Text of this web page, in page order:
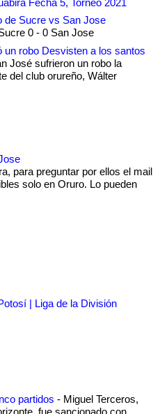
de Sucre vs San Jose
0 - 0 San Jose
un robo Desvisten a los santos
José sufrieron un robo la
del club orureño, Wálter
para preguntar por ellos el mail
solo en Oruro. Lo pueden
| Liga de la División
partidos - Miguel Terceros,
fue sancionado con